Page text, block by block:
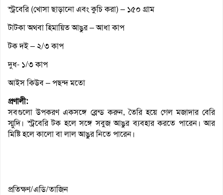
স্ট্রবেরি (খোসা ছাড়ানো এবং কুচি করা) – ১৫০ গ্রাম
টাটকা অথবা হিমায়িত আঙুর – আধা কাপ
টক দই – ২/৩ কাপ
দুধ- ১/৩ কাপ
আইস কিউব – পছন্দ মতো
প্রণালী:
সবগুলো উপকরণ একসঙ্গে ব্লেন্ড করুন, তৈরি হয়ে গেল মজাদার বেরি
স্মুদি। স্ট্রবেরি টক হলে সঙ্গে সবুজ আঙুর ব্যবহার করতে পারেন। আর
মিষ্টি হলে কালো বা লাল আঙুর নিতে পারেন।
প্রতিক্ষণ/এডি/তাজিন